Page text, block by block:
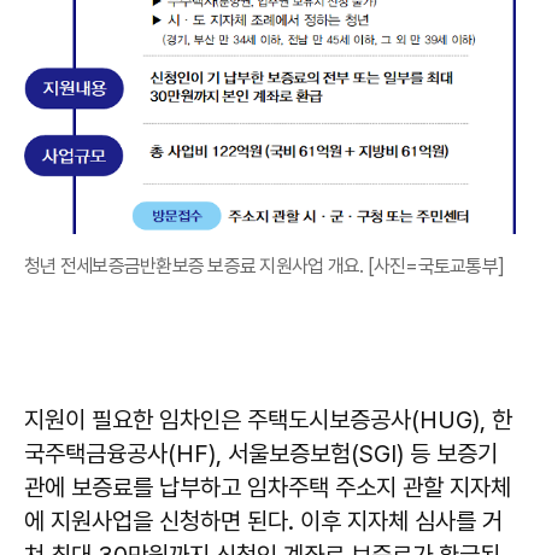
청년 전세보증금반환보증 보증료 지원사업 개요. [사진=국토교통부]
지원이 필요한 임차인은 주택도시보증공사(HUG), 한
국주택금융공사(HF), 서울보증보험(SGI) 등 보증기
관에 보증료를 납부하고 임차주택 주소지 관할 지자체
에 지원사업을 신청하면 된다. 이후 지자체 심사를 거